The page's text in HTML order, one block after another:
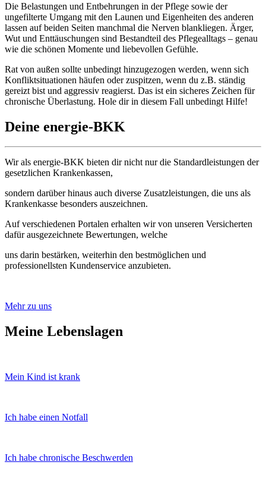
Die Belastungen und Entbehrungen in der Pflege sowie der
ungefilterte Umgang mit den Launen und Eigenheiten des anderen
lassen auf beiden Seiten manchmal die Nerven blankliegen. Ärger,
Wut und Enttäuschungen sind Bestandteil des Pflegealltags – genau
wie die schönen Momente und liebevollen Gefühle.
Rat von außen sollte unbedingt hinzugezogen werden, wenn sich
Konfliktsituationen häufen oder zuspitzen, wenn du z.B. ständig
gereizt bist und aggressiv reagierst. Das ist ein sicheres Zeichen für
chronische Überlastung. Hole dir in diesem Fall unbedingt Hilfe!
Deine energie-BKK
Wir als energie-BKK bieten dir nicht nur die Standardleistungen der
gesetzlichen Krankenkassen,
sondern darüber hinaus auch diverse Zusatzleistungen, die uns als
Krankenkasse besonders auszeichnen.
Auf verschiedenen Portalen erhalten wir von unseren Versicherten
dafür ausgezeichnete Bewertungen, welche
uns darin bestärken, weiterhin den bestmöglichen und
professionellsten Kundenservice anzubieten.
Mehr zu uns
Meine Lebenslagen
Mein Kind ist krank
Ich habe einen Notfall
Ich habe chronische Beschwerden